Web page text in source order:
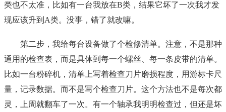
类也不太准，比如有一台我放在B类，结果它坏了一次我才发
现应该升到A类。没事，错了就改嘛。
第二步，我给每台设备做了个检修清单。注意，不是那种
通用的检查表，而是具体到每一个螺丝、每一条皮带的清单。
比如一台粉碎机，清单上写着检查刀片磨损程度，用游标卡尺
量，记录数据。而不是写个检查刀片。这个方法也不是每次都
灵，上周就翻车了一次。有一个轴承我明明检查过，但还是坏